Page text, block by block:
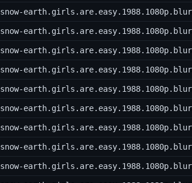
snow-
snow-
snow-
snow-
snow-
snow-
snow-
snow-
snow-